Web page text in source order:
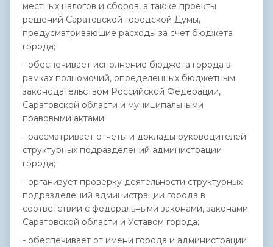
местных налогов и сборов, а также проекты
решений Саратовской городской Думы,
предусматривающие расходы за счет бюджета
города;
- обеспечивает исполнение бюджета города в
рамках полномочий, определенных бюджетным
законодательством Российской Федерации,
Саратовской области и муниципальными
правовыми актами;
- рассматривает отчеты и доклады руководителей
структурных подразделений администрации
города;
- организует проверку деятельности структурных
подразделений администрации города в
соответствии с федеральными законами, законами
Саратовской области и Уставом города;
- обеспечивает от имени города и администрации